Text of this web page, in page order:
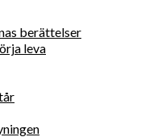
berättelser
leva